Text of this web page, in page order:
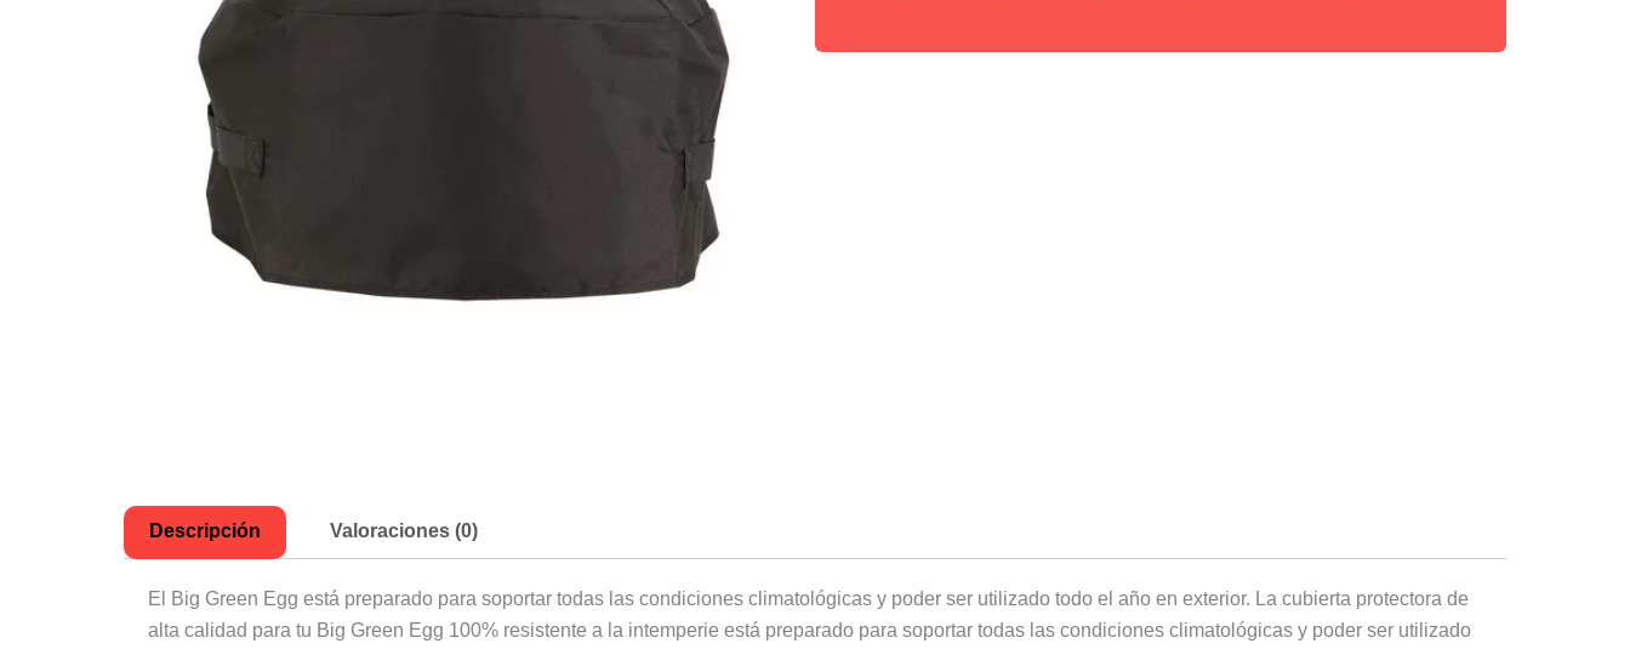
Descripción Valoraciones (0)
El Big Green Egg está preparado para soportar todas las condiciones climatológicas y poder ser utilizado todo el año en exterior. La cubierta protectora de
alta calidad para tu Big Green Egg 100% resistente a la intemperie está preparado para soportar todas las condiciones climatológicas y poder ser utilizado